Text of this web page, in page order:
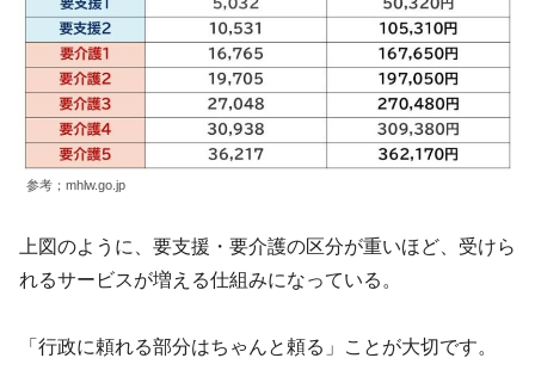
参考； mhlw.go.jp
上図のように、要支援・要介護の区分が重いほど、受けら
れるサービスが増える仕組みになっている。
「行政に頼れる部分はちゃんと頼る」ことが大切です。